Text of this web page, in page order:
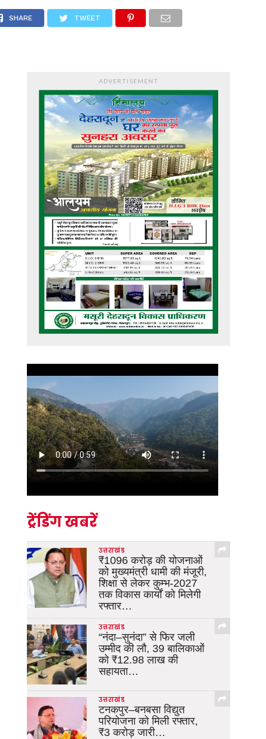
SHARE TWEET
ADVERTISEMENT
ट्रेंडिंग खबरें
उत्तराखंड
₹1096 करोड़ की योजनाओं
को मुख्यमंत्री धामी की मंजूरी,
शिक्षा से लेकर कुम्भ-2027
तक विकास कार्यों को मिलेगी
रफ्तार…
उत्तराखंड
“नंदा–सुनंदा” से फिर जली
उम्मीद की लौ, 39 बालिकाओं
को ₹12.98 लाख की
सहायता…
उत्तराखंड
टनकपुर–बनबसा विद्युत
परियोजना को मिली रफ्तार,
₹3 करोड़ जारी…